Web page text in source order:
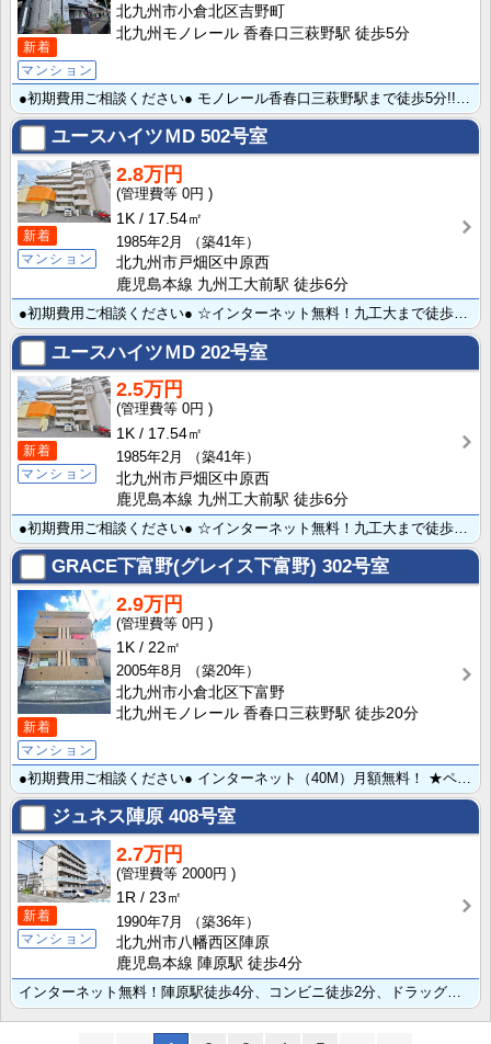
新着
マンション
北九州市小倉北区吉野町
北九州モノレール 香春口三萩野駅 徒歩5分
ユースハイツＭD 502号室
新着
マンション
2.8万円
0円
1K
17.54㎡
1985年2月
（築41年）
北九州市戸畑区中原西
鹿児島本線 九州工大前駅 徒歩6分
ユースハイツＭD 202号室
新着
マンション
2.5万円
0円
1K
17.54㎡
1985年2月
（築41年）
北九州市戸畑区中原西
鹿児島本線 九州工大前駅 徒歩6分
GRACE下富野(グレイス下富野) 302号室
新着
マンション
2.9万円
0円
1K
22㎡
2005年8月
（築20年）
北九州市小倉北区下富野
北九州モノレール 香春口三萩野駅 徒歩20分
●初期費用ご相談ください● インターネット（40M）月額無料！ ★ペット飼育可♪ワンちゃんネコちゃん･･･
ジュネス陣原 408号室
新着
マンション
2.7万円
2000円
1R
23㎡
1990年7月
（築36年）
北九州市八幡西区陣原
鹿児島本線 陣原駅 徒歩4分
インターネット無料！陣原駅徒歩4分、コンビニ徒歩2分、ドラッグストアも近くて便利。バストイレ別、独立･･･